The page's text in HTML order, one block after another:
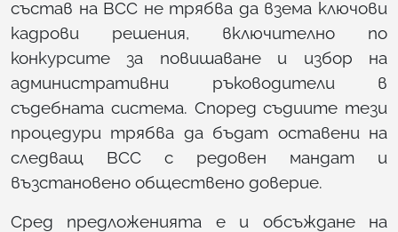
състав на ВСС не трябва да взема ключови
кадрови решения, включително по
конкурсите за повишаване и избор на
административни ръководители в
съдебната система. Според съдиите тези
процедури трябва да бъдат оставени на
следващ ВСС с редовен мандат и
възстановено обществено доверие.
Сред предложенията е и обсъждане на